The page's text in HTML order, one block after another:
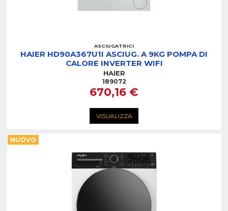
ASCIUGATRICI
HAIER HD90A367U1I ASCIUG. A 9KG POMPA DI
CALORE INVERTER WIFI
HAIER
189072
670,16 €
VISUALIZZA
NUOVO